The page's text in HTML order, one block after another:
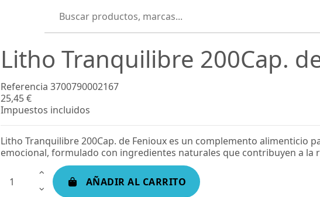
Litho Tranquilibre 200Cap.
Referencia 3700790002167
25,45 €
Impuestos incluidos
Litho Tranquilibre 200Cap. de Fenioux es un complemento alimenticio
emocional, formulado con ingredientes naturales que contribuyen a la
AÑADIR AL CARRITO